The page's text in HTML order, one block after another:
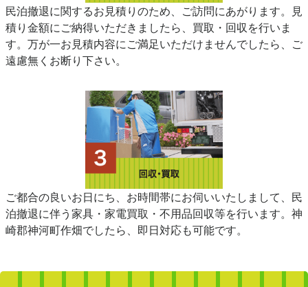
民泊撤退に関するお見積りのため、ご訪問にあがります。見
積り金額にご納得いただきましたら、買取・回収を行いま
す。万が一お見積内容にご満足いただけませんでしたら、ご
遠慮無くお断り下さい。
ご都合の良いお日にち、お時間帯にお伺いいたしまして、民
泊撤退に伴う家具・家電買取・不用品回収等を行います。神
崎郡神河町作畑でしたら、即日対応も可能です。